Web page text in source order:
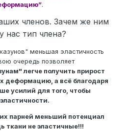
.
членов. Зачем же ним
нас тип члена?
меньшая эластичность
очередь позволяет
легче получить прирост
деформацию, а всё благодаря
усилий для того, чтобы
парней меньший потенциал
ткани не эластичные!!!